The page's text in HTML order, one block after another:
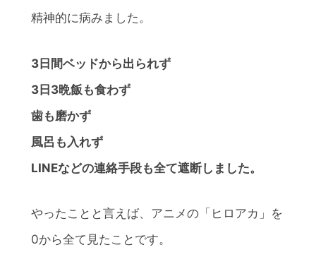
精神的に病みました。
3日間ベッドから出られず
3日3晩飯も食わず
歯も磨かず
風呂も入れず
LINEなどの連絡手段も全て遮断しました。
やったことと言えば、アニメの「ヒロアカ」を
0から全て見たことです。